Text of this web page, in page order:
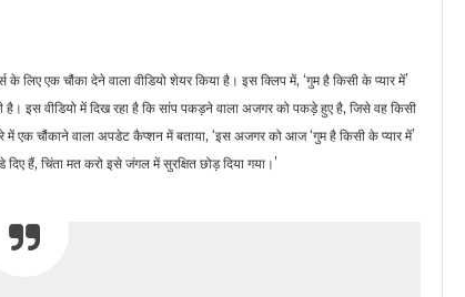
एक चौंका देने वाला वीडियो शेयर किया है। इस क्लिप में, ‘गुम है किसी के प्यार में’
वीडियो में दिख रहा है कि सांप पकड़ने वाला अजगर को पकड़े हुए है, जिसे वह किसी
चौंकाने वाला अपडेट कैप्शन में बताया, ‘इस अजगर को आज ‘गुम है किसी के प्यार में’
चिंता मत करो इसे जंगल में सुरक्षित छोड़ दिया गया।’